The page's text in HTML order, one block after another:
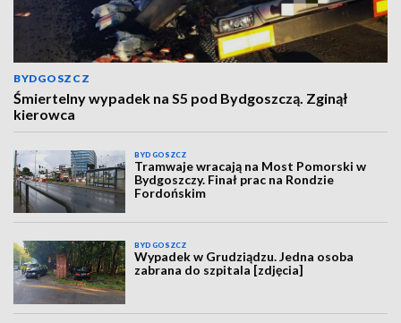
BYDGOSZCZ
Śmiertelny wypadek na S5 pod Bydgoszczą. Zginął
kierowca
BYDGOSZCZ
Tramwaje wracają na Most Pomorski w
Bydgoszczy. Finał prac na Rondzie
Fordońskim
BYDGOSZCZ
Wypadek w Grudziądzu. Jedna osoba
zabrana do szpitala [zdjęcia]